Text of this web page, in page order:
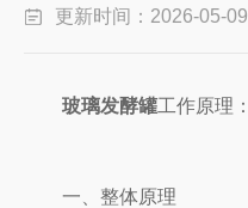
更新时间：2026-05-09
玻璃发酵罐工作原理：
一、整体原理